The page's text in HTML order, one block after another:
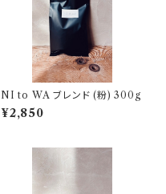
NI to WA ブレンド (粉) 300g
¥2,850